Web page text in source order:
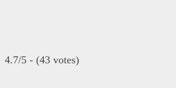
4.7/5 - (43 votes)